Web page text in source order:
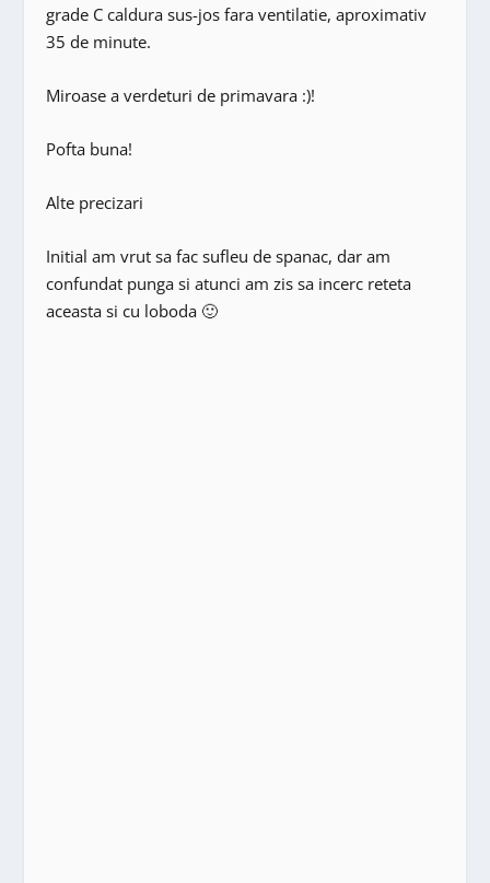
grade C caldura sus-jos fara ventilatie, aproximativ
35 de minute.
Miroase a verdeturi de primavara :)!
Pofta buna!
Alte precizari
Initial am vrut sa fac sufleu de spanac, dar am
confundat punga si atunci am zis sa incerc reteta
aceasta si cu loboda 🙂